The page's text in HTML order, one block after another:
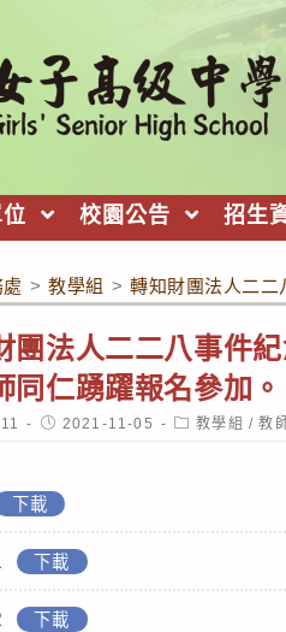
校園公告 招生
> 教學組 > 轉知財團法人二二
團法人二二八事件
同仁踴躍報名參加。
Post
published:
2021-11-05
Post
category:
教學組 / 教
下載
下載
下載